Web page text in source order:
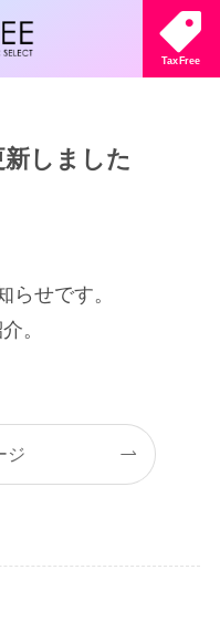
TaxFree
しました
らせです。
。
ジ